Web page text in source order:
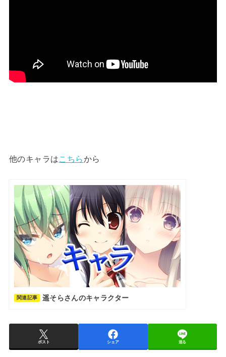
他のキャラはこちらから
関連記事 遥そらさんのキャラクター
ポスト シェア 送る